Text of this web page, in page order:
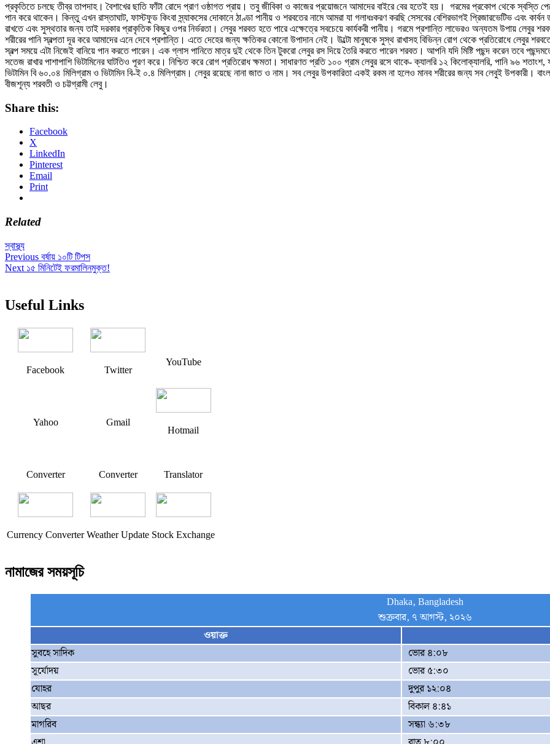
প্রকৃতিতে চলছে তীব্র তাপদাহ। বৈশাখের ছাতি ফাঁটা রোদে প্রাণ ওষ্ঠাগত প্রায়। তবু জীবিকা ও কাজের প্রয়োজনে আমাদের বাইরে বের হতেই হয়। গরমের প্রকোপ থেকে স্বস্তি
পান করে থাকেন। কিন্তু এখন রাস্তাঘাট, ফাস্টফুড কিংবা স্ন্যাকসের দোকানে ঠাণ্ডা পানীয় ও শরবতের নামে আমরা যা গলাধঃকরণ করছি সেসবের বেশিরভাগই প্রিজারভেটিভ এবং
রাখতে এবং সুস্থতার জন্য তাই দরকার প্রাকৃতিক কিছুর ওপর নির্ভরতা। লেবুর শরবত হতে পারে এক্ষেত্রে সবচেয়ে কার্যকরী পানীয়। গরমে প্রশান্তি লাভেরও অন্যতম উপায়
শরীরের পানি স্বল্পতা দূর করে আমাদের এনে দেবে প্রশান্তি। এতে দেহের জন্য ক্ষতিকর কোনো উপাদান নেই। উল্টো মানুষকে সুস্থ রাখাসহ বিভিন্ন রোগ থেকে প্রতিরোধে লেবুর
স্বল্প সময়ে এটা নিজেই বানিয়ে পান করতে পারেন। এক গ্লাস পানিতে মাত্র দুই থেকে তিন টুকরো লেবুর রস দিয়ে তৈরি করতে পারেন শরবত। আপনি যদি মিষ্টি পছন্দ করেন তবে
সতেজ রাখার পাশাপাশি ভিটামিনের ঘাটতিও পূরণ করে। নিশ্চিত করে রোগ প্রতিরোধ ক্ষমতা। সাধারণত প্রতি ১০০ গ্রাম লেবুর রসে থাকে- ক্যালরি ১২ কিলোক্যালরি, পানি ৯৬ শতাংশ,
ভিটামিন বি ৬০.০৪ মিলিগ্রাম ও ভিটামিন বি-ই ০.৪ মিলিগ্রাম। লেবুর রয়েছে নানা জাত ও নাম। সব লেবুর উপকারিতা একই রকম না হলেও মানব শরীরের জন্য সব লেবুই উপকারী।
বীজশূন্য শরবতী ও চট্টগ্রামী লেবু।
Share this:
Facebook
X
LinkedIn
Pinterest
Email
Print
Related
স্বাস্থ্য
Post
navigation
Previous Previous
post:
বর্ষায় ১০টি টিপস
Next Next
১৫ মিনিটেই ফরমালিনমুক্ত!
Useful Links
Facebook Twitter
YouTube
Yahoo Gmail
Hotmail
Converter Converter Translator
Currency Converter Weather Update Stock Exchange
নামাজের সময়সূচি
Dhaka, Bangladesh
শুক্রবার, ৭ আগস্ট, ২০২৬
ওয়াক্ত
সুবহে সাদিক
ভোর ৪:০৮
সূর্যোদয়
ভোর ৫:৩০
যোহর
দুপুর ১২:০৪
আছর
বিকাল ৪:৪১
মাগরিব
সন্ধ্যা ৬:৩৮